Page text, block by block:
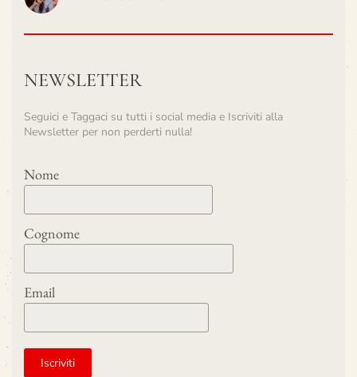
NEWSLETTER
Seguici e Taggaci su tutti i social media e Iscriviti alla
Newsletter per non perderti nulla!
Nome
Cognome
Email